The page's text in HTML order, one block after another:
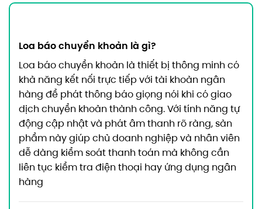
Loa báo chuyển khoản là gì?
Loa báo chuyển khoản là thiết bị thông minh có
khả năng kết nối trực tiếp với tài khoản ngân
hàng để phát thông báo giọng nói khi có giao
dịch chuyển khoản thành công. Với tính năng tự
động cập nhật và phát âm thanh rõ ràng, sản
phẩm này giúp chủ doanh nghiệp và nhân viên
dễ dàng kiểm soát thanh toán mà không cần
liên tục kiểm tra điện thoại hay ứng dụng ngân
hàng